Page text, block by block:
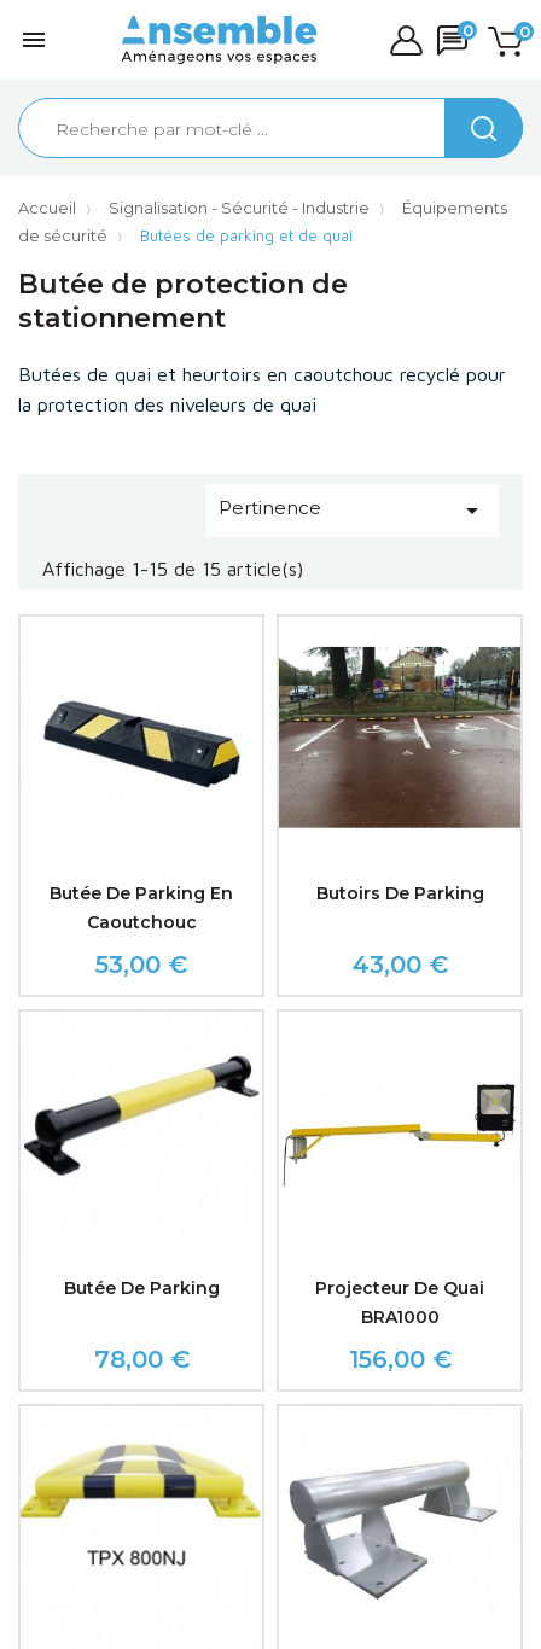
 0
0
Accueil Signalisation - Sécurité - Industrie
Équipements
de sécurité
Butées de parking et de quai
Butée de protection de
stationnement
Butées de quai et heurtoirs en caoutchouc recyclé pour
la protection des niveleurs de quai
Pertinence 
Affichage 1-15 de 15 article(s)
Butée De Parking En
Caoutchouc
Prix
53,00 €
Butoirs De Parking
Prix
43,00 €
Butée De Parking
Prix
78,00 €
Projecteur De Quai
BRA1000
Prix
156,00 €